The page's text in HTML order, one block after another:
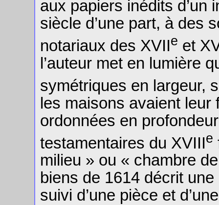
aux papiers inédits d’un
siècle d’une part, à des
notariaux des XVIIe et
l’auteur met en lumière
symétriques en largeur,
les maisons avaient leur
ordonnées en
testamentaires du XVIIIe
milieu » ou « chambre
biens de 1614 décrit
suivi d’une pièce et